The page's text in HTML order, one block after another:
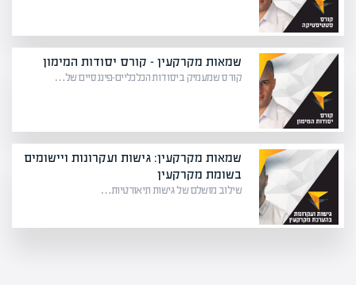
שמאות מקרקעין – קורס יסודות המימון
קורס שמעמיק ביסודות הכלכליים-פיננסיים של…
שמאות מקרקעין: גישות ועקרונות ויישומים
בשומת מקרקעין
שילוב מושלם של גישות תיאורטיות…